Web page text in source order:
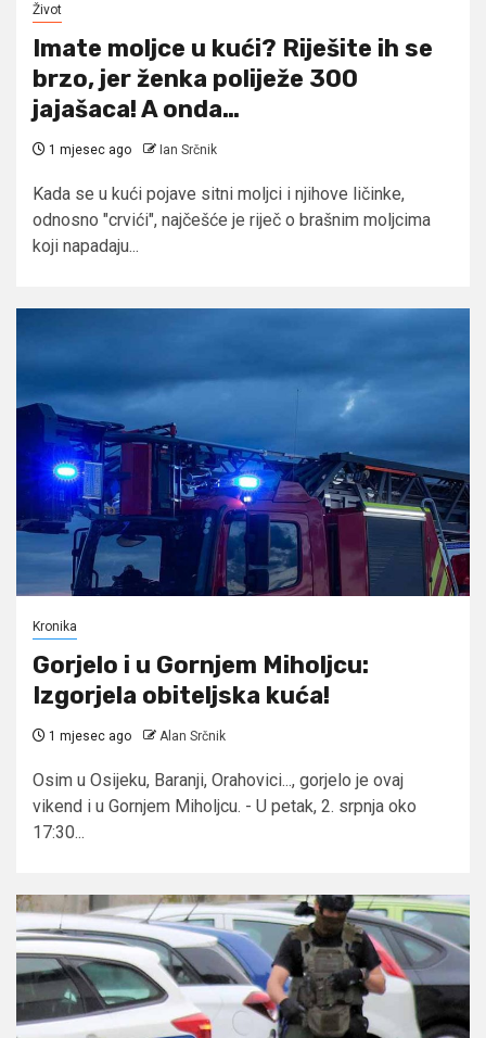
Život
Imate moljce u kući? Riješite ih se
brzo, jer ženka poliježe 300
jajašaca! A onda…
1 mjesec ago Ian Srčnik
Kada se u kući pojave sitni moljci i njihove ličinke,
odnosno "crvići", najčešće je riječ o brašnim moljcima
koji napadaju...
Kronika
Gorjelo i u Gornjem Miholjcu:
Izgorjela obiteljska kuća!
1 mjesec ago Alan Srčnik
Osim u Osijeku, Baranji, Orahovici..., gorjelo je ovaj
vikend i u Gornjem Miholjcu. - U petak, 2. srpnja oko
17:30...